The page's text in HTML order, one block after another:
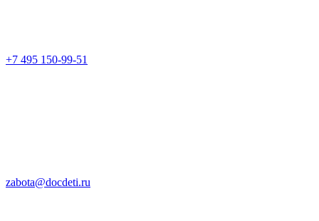
+7 495 150-99-51
zabota@docdeti.ru